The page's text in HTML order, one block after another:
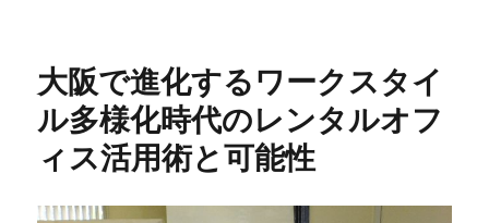
ー
大阪で進化するワークスタイ
ル多様化時代のレンタルオフ
ィス活用術と可能性